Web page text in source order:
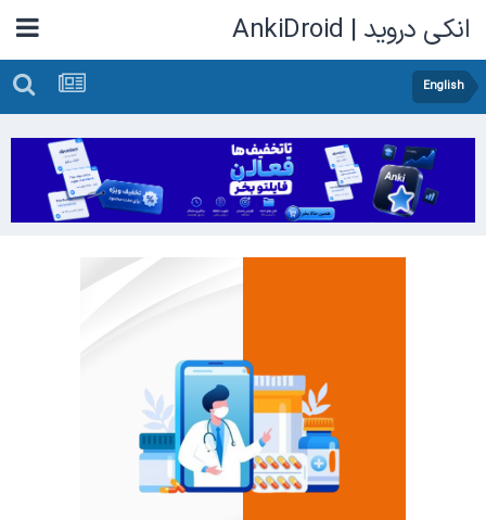
انکی دروید | AnkiDroid
English